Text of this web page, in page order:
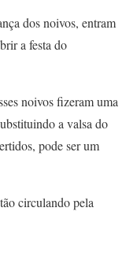
dos noivos, entram
a festa do
noivos fizeram uma
a valsa do
pode ser um
circulando pela